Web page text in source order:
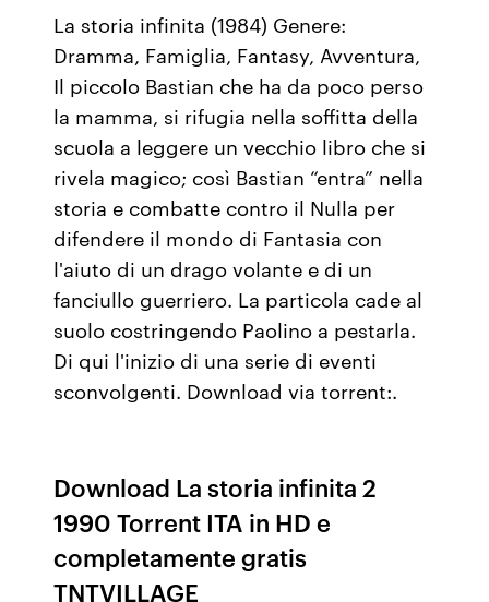
La storia infinita (1984) Genere:
Dramma, Famiglia, Fantasy, Avventura,
Il piccolo Bastian che ha da poco perso
la mamma, si rifugia nella soffitta della
scuola a leggere un vecchio libro che si
rivela magico; così Bastian “entra” nella
storia e combatte contro il Nulla per
difendere il mondo di Fantasia con
l'aiuto di un drago volante e di un
fanciullo guerriero. La particola cade al
suolo costringendo Paolino a pestarla.
Di qui l'inizio di una serie di eventi
sconvolgenti. Download via torrent:.
Download La storia infinita 2
1990 Torrent ITA in HD e
completamente gratis
TNTVILLAGE